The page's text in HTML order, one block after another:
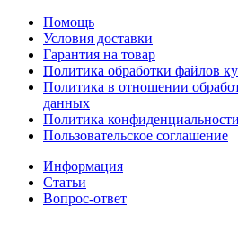
Помощь
Условия доставки
Гарантия на товар
Политика обработки файлов
Политика в отношении
данных
Политика конфиденциальности
Пользовательское соглашение
Информация
Статьи
Вопрос-ответ